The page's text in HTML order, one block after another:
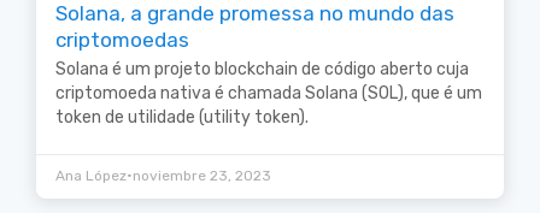
Solana, a grande promessa no mundo das
criptomoedas
Solana é um projeto blockchain de código aberto cuja
criptomoeda nativa é chamada Solana (SOL), que é um
token de utilidade (utility token).
Ana López•noviembre 23, 2023